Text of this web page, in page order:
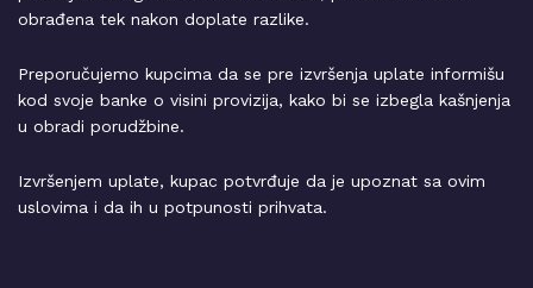
obrađena tek nakon doplate razlike.
Preporučujemo kupcima da se pre izvršenja uplate informišu
kod svoje banke o visini provizija, kako bi se izbegla kašnjenja
u obradi porudžbine.
Izvršenjem uplate, kupac potvrđuje da je upoznat sa ovim
uslovima i da ih u potpunosti prihvata.